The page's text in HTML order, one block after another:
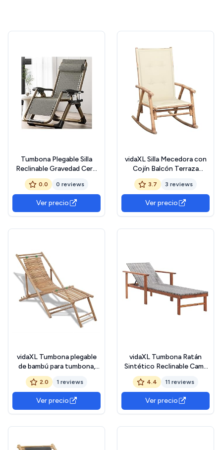
Tumbona Plegable Silla
Reclinable Gravedad Cero
con Reposacabeza Y
Portavasos Sillón De
Relajación Bambú Respaldo
Ajustable para Exterior
Interior Jardín Playa
0.0 0 reviews
Ver precio
vidaXL Silla Mecedora con
Cojín Balcón Terraza
Tumbona Sillón Patio
Exterior Asiento Butaca
Muebles Mobiliario
Decoración Resistente
Duradera Bambú
3.7 3 reviews
Ver precio
vidaXL Tumbona plegable
de bambú para tumbona,
reposapiés, jardín al aire
libre
2.0 1 reviews
Ver precio
vidaXL Tumbona Ratán
Sintético Reclinable Cama
de Exteriores en Jardín
Patio Playa Piscina Camping
Multiposición Gris Madera
Maciza de Acacia
4.4 11 reviews
Ver precio